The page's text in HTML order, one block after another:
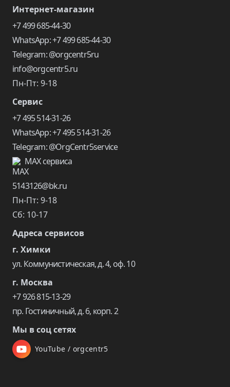
Интернет-магазин
+7 499 685-44-30
WhatsApp: +7 499 685-44-30
Telegram: @orgcentr5ru
info@orgcentr5.ru
Пн-Пт: 9-18
Сервис
+7 495 514-31-26
WhatsApp: +7 495 514-31-26
Telegram: @OrgCentr5service
MAX сервиса
5143126@bk.ru
Пн-Пт: 9-18
Сб: 10-17
Адреса сервисов
г. Химки
ул. Коммунистическая, д. 4, оф. 10
г. Москва
+7 926 815-13-29
пр. Гостиничный, д. 6, корп. 2
Мы в соц сетях
YouTube / orgcentr5